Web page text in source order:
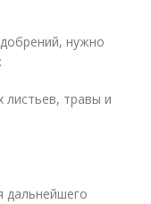
нужно
листьев, травы и
дальнейшего